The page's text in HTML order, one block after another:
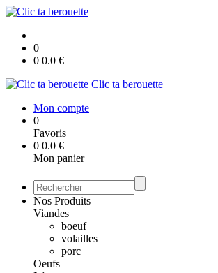
0
0 0.0 €
Clic ta berouette
Mon compte
0
Favoris
0 0.0 €
Mon panier
Nos Produits
Viandes
boeuf
volailles
porc
Oeufs